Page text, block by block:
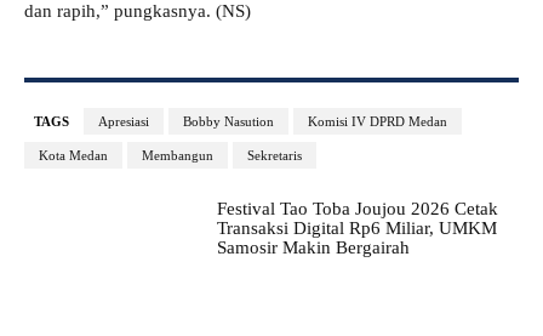
dan rapih,” pungkasnya. (NS)
TAGS Apresiasi Bobby Nasution Komisi IV DPRD Medan
Kota Medan Membangun Sekretaris
Festival Tao Toba Joujou 2026 Cetak
Transaksi Digital Rp6 Miliar, UMKM
Samosir Makin Bergairah